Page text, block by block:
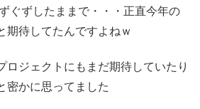
ぐずしたままで・・・正直今年の
期待してたんですよねｗ
ロジェクトにもまだ期待していたり
密かに思ってました